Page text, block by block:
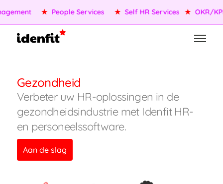
★ People Services ★ Self HR Services ★ OKR/KPI
Gezondheid
Verbeter uw HR-oplossingen in de
gezondheidsindustrie met Idenfit HR-
en personeelssoftware.
Aan de slag